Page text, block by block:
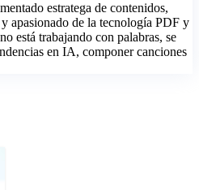
estratega de contenidos,
apasionado de la tecnología PDF y
está trabajando con palabras, se
en IA, componer canciones